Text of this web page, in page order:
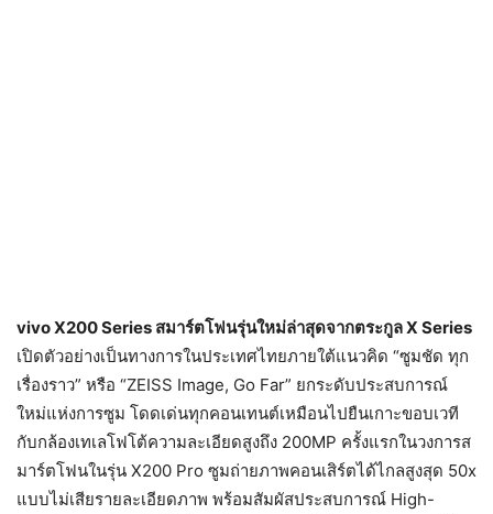
vivo X200 Series สมาร์ตโฟนรุ่นใหม่ล่าสุดจากตระกูล X Series
เปิดตัวอย่างเป็นทางการในประเทศไทยภายใต้แนวคิด “ซูมชัด ทุก
เรื่องราว” หรือ “ZEISS Image, Go Far” ยกระดับประสบการณ์
ใหม่แห่งการซูม โดดเด่นทุกคอนเทนต์เหมือนไปยืนเกาะขอบเวที
กับกล้องเทเลโฟโต้ความละเอียดสูงถึง 200MP ครั้งแรกในวงการส
มาร์ตโฟนในรุ่น X200 Pro ซูมถ่ายภาพคอนเสิร์ตได้ไกลสูงสุด 50x
แบบไม่เสียรายละเอียดภาพ พร้อมสัมผัสประสบการณ์ High-